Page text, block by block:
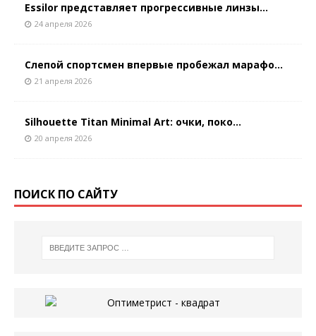
Essilor представляет прогрессивные линзы...
24 апреля 2026
Слепой спортсмен впервые пробежал марафо...
21 апреля 2026
Silhouette Titan Minimal Art: очки, поко...
20 апреля 2026
ПОИСК ПО САЙТУ